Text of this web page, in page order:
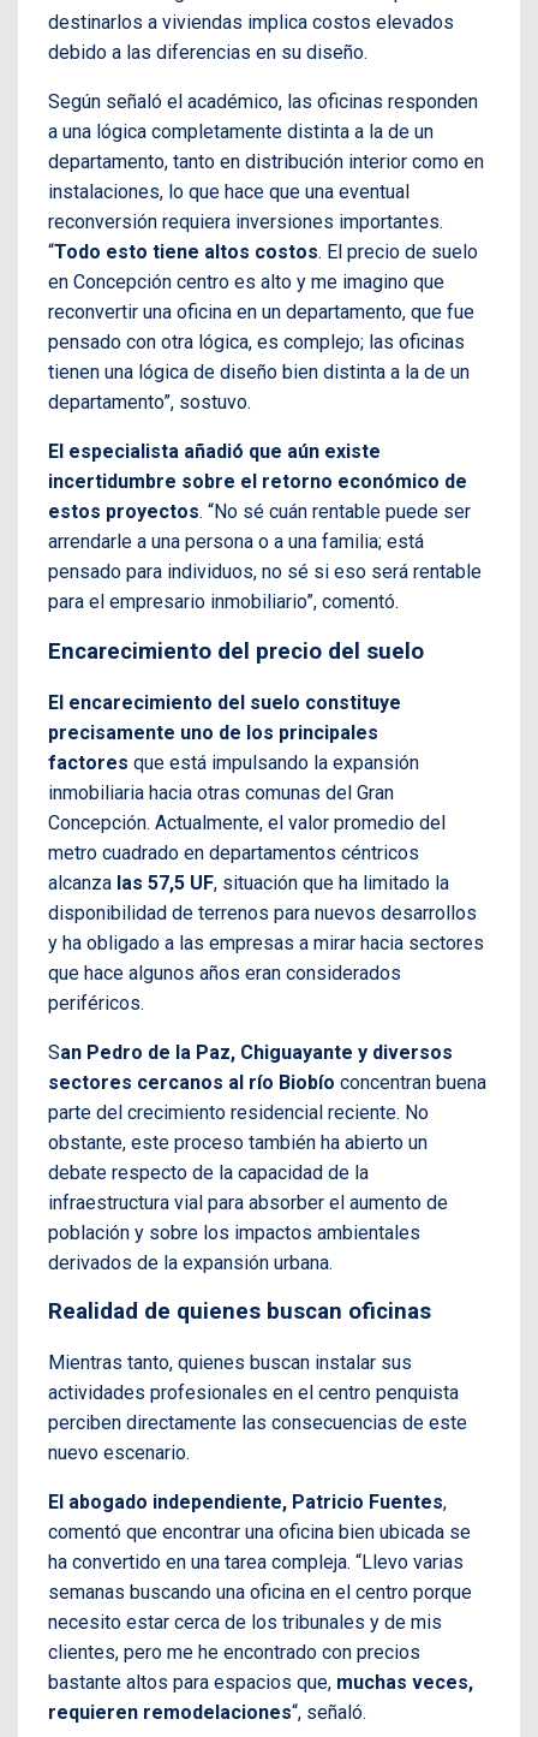
destinarlos a viviendas implica costos elevados
debido a las diferencias en su diseño.
Según señaló el académico, las oficinas responden
a una lógica completamente distinta a la de un
departamento, tanto en distribución interior como en
instalaciones, lo que hace que una eventual
reconversión requiera inversiones importantes.
“Todo esto tiene altos costos. El precio de suelo
en Concepción centro es alto y me imagino que
reconvertir una oficina en un departamento, que fue
pensado con otra lógica, es complejo; las oficinas
tienen una lógica de diseño bien distinta a la de un
departamento”, sostuvo.
El especialista añadió que aún existe
incertidumbre sobre el retorno económico de
estos proyectos. “No sé cuán rentable puede ser
arrendarle a una persona o a una familia; está
pensado para individuos, no sé si eso será rentable
para el empresario inmobiliario”, comentó.
Encarecimiento del precio del suelo
El encarecimiento del suelo constituye
precisamente uno de los principales
factores que está impulsando la expansión
inmobiliaria hacia otras comunas del Gran
Concepción. Actualmente, el valor promedio del
metro cuadrado en departamentos céntricos
alcanza las 57,5 UF, situación que ha limitado la
disponibilidad de terrenos para nuevos desarrollos
y ha obligado a las empresas a mirar hacia sectores
que hace algunos años eran considerados
periféricos.
San Pedro de la Paz, Chiguayante y diversos
sectores cercanos al río Biobío concentran buena
parte del crecimiento residencial reciente. No
obstante, este proceso también ha abierto un
debate respecto de la capacidad de la
infraestructura vial para absorber el aumento de
población y sobre los impactos ambientales
derivados de la expansión urbana.
Realidad de quienes buscan oficinas
Mientras tanto, quienes buscan instalar sus
actividades profesionales en el centro penquista
perciben directamente las consecuencias de este
nuevo escenario.
El abogado independiente, Patricio Fuentes,
comentó que encontrar una oficina bien ubicada se
ha convertido en una tarea compleja. “Llevo varias
semanas buscando una oficina en el centro porque
necesito estar cerca de los tribunales y de mis
clientes, pero me he encontrado con precios
bastante altos para espacios que, muchas veces,
requieren remodelaciones“, señaló.